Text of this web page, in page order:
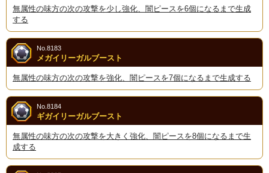
無属性の味方の次の攻撃を少し強化、闇ピースを6個になるまで生成
する
メガイリーガルブースト
No.8183
無属性の味方の次の攻撃を強化、闇ピースを7個になるまで生成する
ギガイリーガルブースト
No.8184
無属性の味方の次の攻撃を大きく強化、闇ピースを8個になるまで生
成する